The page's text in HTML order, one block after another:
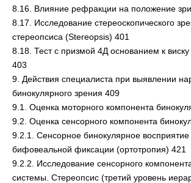
8.16. Влияние рефракции на положение
8.17. Исследование стереоскопического
стереопсиса (Stereopsis) 401
8.18. Тест с призмой 4Д основанием к
403
9. Действия специалиста при выявлении
бинокулярного зрения 409
9.1. Оценка моторного компонента
9.2. Оценка сенсорного компонента
9.2.1. Сенсорное бинокулярное восприятие
бифовеальной фиксации (ортотропия) 421
9.2.2. Исследование сенсорного
системы. Стереопсис (третий уровень